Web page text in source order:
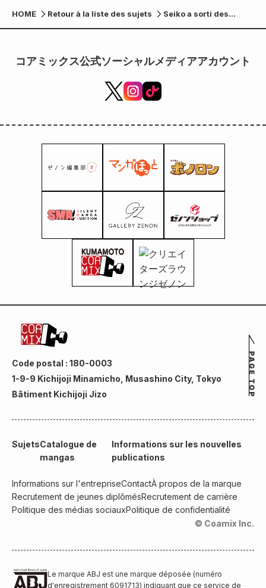
HOME Retour à la liste des sujets
Seiko a sorti des
montres en
tirées de l'anime « Ken
コアミックス公式ソーシャルメディアアカウント
Code postal : 180-0003
1-9-9 Kichijoji Minamicho, Musashino City, Tokyo
Bâtiment Kichijoji Jizo
SujetsCatalogue de
mangas
Informations sur les nouvelles
publications
Informations sur l'entrepriseContactÀ propos de la marque
Recrutement de jeunes diplômésRecrutement de carrière
Politique des médias sociauxPolitique de confidentialité
© Coamix Inc.
Le marque ABJ est une marque déposée (numéro
d'enregistrement 6091713) indiquant que ce service de